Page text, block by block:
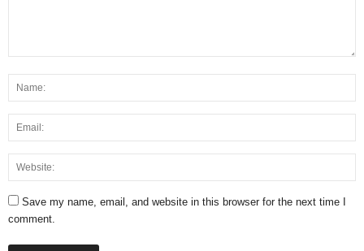
Save my name, email, and website in this browser for the next time I
comment.